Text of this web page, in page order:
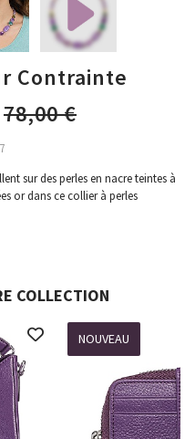
Contrainte
78,00 €
sur des perles en nacre teintes à
or dans ce collier à perles
COLLECTION
NOUVEAU